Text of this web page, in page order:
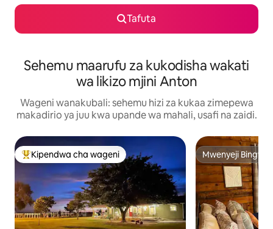
Tafuta
Sehemu maarufu za kukodisha wakati
wa likizo mjini Anton
Wageni wanakubali: sehemu hizi za kukaa zimepewa
makadirio ya juu kwa upande wa mahali, usafi na zaidi.
Kipendwa maarufu cha wageni
Kipendwa cha wageni Mwenyeji Bingwa
Mwenyeji Bingwa